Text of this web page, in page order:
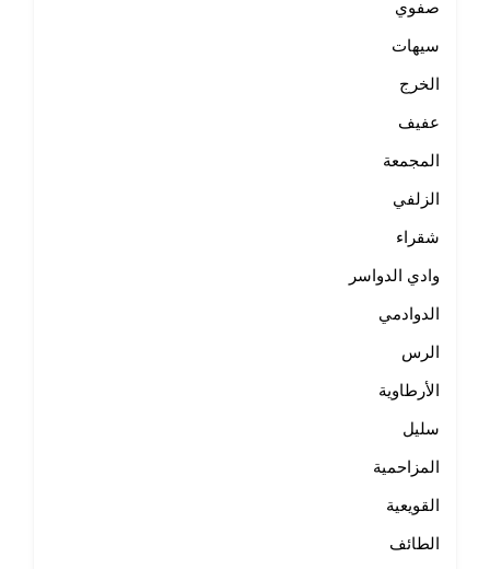
صفوي
سيهات
الخرج
عفيف
المجمعة
الزلفي
شقراء
وادي الدواسر
الدوادمي
الرس
الأرطاوية
سليل
المزاحمية
القويعية
الطائف